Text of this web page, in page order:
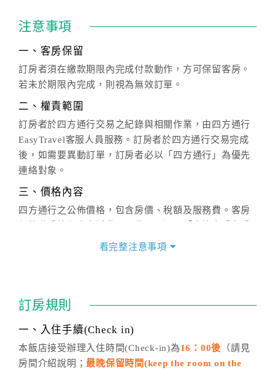
注意事項
一、客房保留
訂房者須在繳款期限內完成付款動作，方可保留客房。
若未於期限內完成，則視為無效訂單。
二、權責範圍
訂房者於四方通行交易之紀錄與相關作業，由四方通行
EasyTravel客服人員服務。訂房者於四方通行交易完成
後，如需要異動訂單，訂房者必以「四方通行」為優先
連絡對象。
三、價格內容
四方通行之公佈價格，包含房價、稅額及服務費。客房
價」之當日價格為標準。
話方式異動訂單。
※非客服時間之申辦異動，皆為次日計算及辦理。
五、客服時間
週一至週日，上午9:00～晚上6:00
看完整注意事項
訂房規則
一、入住手續(Check in)
本飯店接受辦理入住時間(Check-in)為16：00後 （請見
房間介紹說明；最晚保留時間(keep the room on the